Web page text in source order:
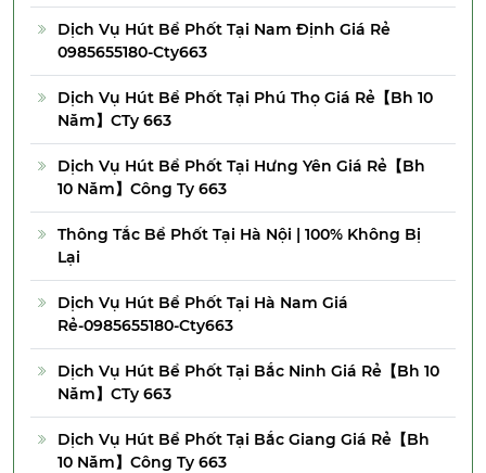
Dịch Vụ Hút Bể Phốt Tại Nam Định Giá Rẻ
0985655180-Cty663
Dịch Vụ Hút Bể Phốt Tại Phú Thọ Giá Rẻ【Bh 10
Năm】CTy 663
Dịch Vụ Hút Bể Phốt Tại Hưng Yên Giá Rẻ【Bh
10 Năm】Công Ty 663
Thông Tắc Bể Phốt Tại Hà Nội | 100% Không Bị
Lại
Dịch Vụ Hút Bể Phốt Tại Hà Nam Giá
Rẻ-0985655180-Cty663
Dịch Vụ Hút Bể Phốt Tại Bắc Ninh Giá Rẻ【Bh 10
Năm】CTy 663
Dịch Vụ Hút Bể Phốt Tại Bắc Giang Giá Rẻ【Bh
10 Năm】Công Ty 663